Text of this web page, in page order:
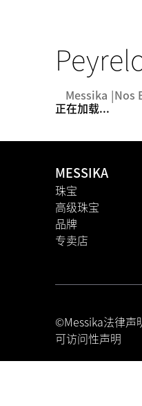
Messika Nos
正在加载...
MESSIKA
珠宝
高级珠宝
品牌
专卖店
©Messika法律声
可访问性声明